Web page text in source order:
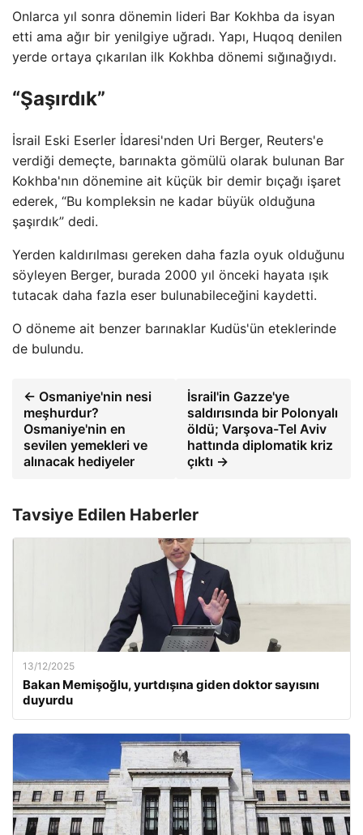
Onlarca yıl sonra dönemin lideri Bar Kokhba da isyan
etti ama ağır bir yenilgiye uğradı. Yapı, Huqoq denilen
yerde ortaya çıkarılan ilk Kokhba dönemi sığınağıydı.
“Şaşırdık”
İsrail Eski Eserler İdaresi'nden Uri Berger, Reuters'e
verdiği demeçte, barınakta gömülü olarak bulunan Bar
Kokhba'nın dönemine ait küçük bir demir bıçağı işaret
ederek, “Bu kompleksin ne kadar büyük olduğuna
şaşırdık” dedi.
Yerden kaldırılması gereken daha fazla oyuk olduğunu
söyleyen Berger, burada 2000 yıl önceki hayata ışık
tutacak daha fazla eser bulunabileceğini kaydetti.
O döneme ait benzer barınaklar Kudüs'ün eteklerinde
de bulundu.
← Osmaniye'nin nesi
meşhurdur?
Osmaniye'nin en
sevilen yemekleri ve
alınacak hediyeler
İsrail'in Gazze'ye
saldırısında bir Polonyalı
öldü; Varşova-Tel Aviv
hattında diplomatik kriz
çıktı →
Tavsiye Edilen Haberler
13/12/2025
Bakan Memişoğlu, yurtdışına giden doktor sayısını
duyurdu